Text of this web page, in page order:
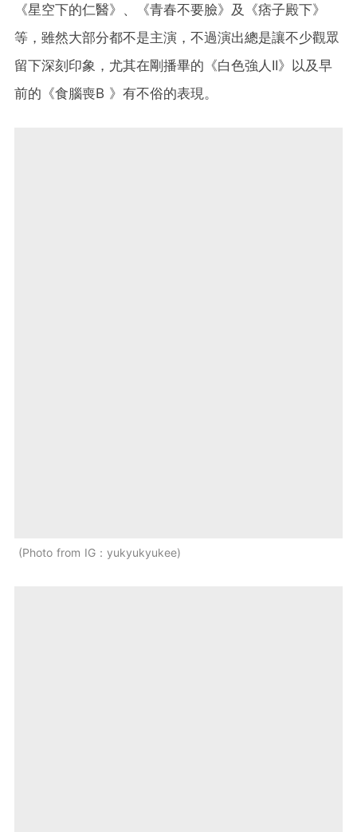
《星空下的仁醫》、《青春不要臉》及《痞子殿下》
等，雖然大部分都不是主演，不過演出總是讓不少觀眾
留下深刻印象，尤其在剛播畢的《白色強人II》以及早
前的《食腦喪B 》有不俗的表現。
Photo from IG：yukyukyukee